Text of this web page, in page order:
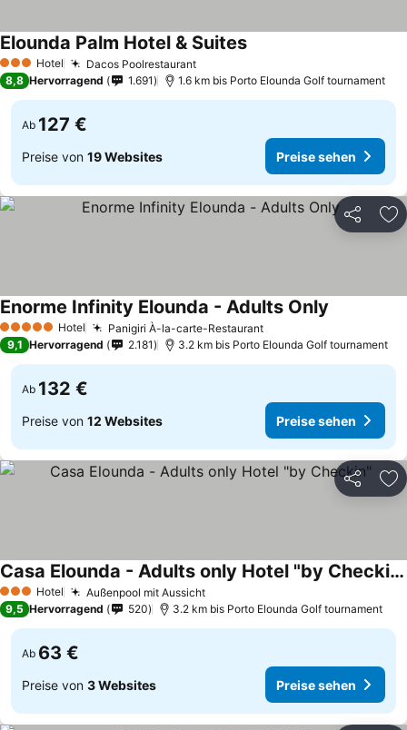
3 SterneHotel Dacos Poolrestaurant
Elounda Palm Hotel & Suites
8,8 Hervorragend 1.691 1.6 km bis Porto Elounda Golf tournament
Ab 127 €
Preise von 19 Websites Preise sehen
Teilen
5 Sterne Hotel Panigiri À-la-carte-Restaurant
Enorme Infinity Elounda - Adults Only
9,1 Hervorragend 2.181 3.2 km bis Porto Elounda Golf tournament
Ab 132 €
Preise von 12 Websites Preise sehen
Teilen
3 SterneHotel Außenpool mit Aussicht
Casa Elounda - Adults only Hotel "by Checkin"
9,5 Hervorragend 520 3.2 km bis Porto Elounda Golf tournament
Ab 63 €
Preise von 3 Websites Preise sehen